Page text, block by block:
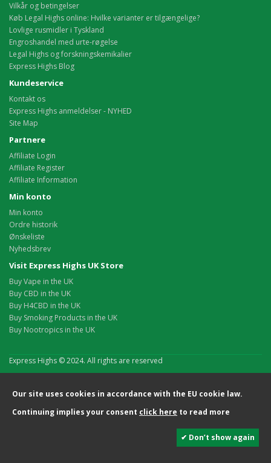
Vilkår og betingelser
Køb Legal Highs online: Hvilke varianter er tilgængelige?
Lovlige rusmidler i Tyskland
Engroshandel med urte-røgelse
Legal Highs og forskningskemikalier
Express Highs Blog
Kundeservice
Kontakt os
Express Highs anmeldelser - NYHED
Site Map
Partnere
Affiliate Login
Affiliate Register
Affiliate Information
Min konto
Min konto
Ordre historik
Ønskeliste
Nyhedsbrev
Visit Express Highs UK Store
Buy Vape in the UK
Buy CBD in the UK
Buy H4CBD in the UK
Buy Smoking Products in the UK
Buy Nootropics in the UK
Express Highs © 2024. All rights are reserved
Our site uses cookies in accordance with the EU cookie law.
Continuing implies your consent click here to read more
✔ Don’t show again